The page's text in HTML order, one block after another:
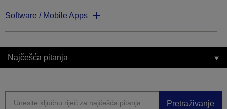
Software / Mobile Apps
Najčešća pitanja
Pretraživanje